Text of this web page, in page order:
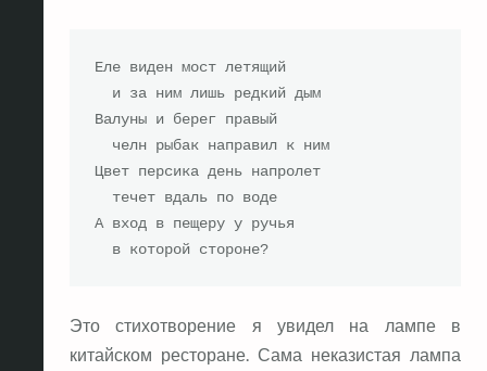
Еле виден мост летящий
  и за ним лишь редкий дым
Валуны и берег правый
  челн рыбак направил к ним
Цвет персика день напролет
  течет вдаль по воде
А вход в пещеру у ручья
  в которой стороне?
Это стихотворение я увидел на лампе в
китайском ресторане. Сама неказистая лампа